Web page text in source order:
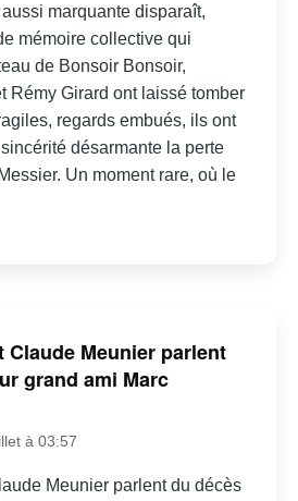
marquante disparaît,
mémoire collective qui
de Bonsoir Bonsoir,
Rémy Girard ont laissé tomber
regards embués, ils ont
désarmante la perte
Un moment rare, où le
Claude Meunier parlent
grand ami Marc
à 03:57
Meunier parlent du décès